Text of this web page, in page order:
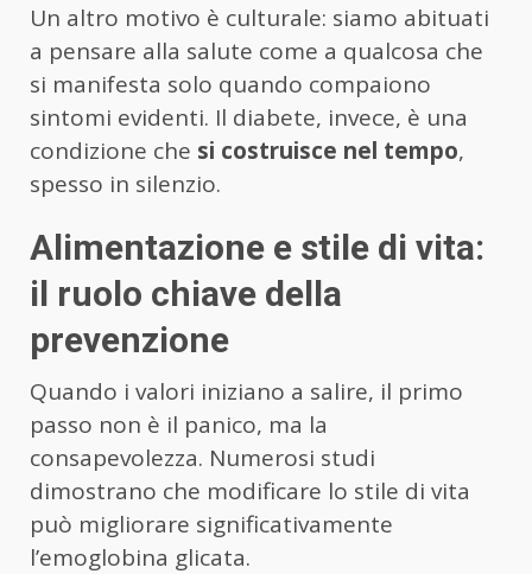
Un altro motivo è culturale: siamo abituati
a pensare alla salute come a qualcosa che
si manifesta solo quando compaiono
sintomi evidenti. Il diabete, invece, è una
condizione che si costruisce nel tempo,
spesso in silenzio.
Alimentazione e stile di vita:
il ruolo chiave della
prevenzione
Quando i valori iniziano a salire, il primo
passo non è il panico, ma la
consapevolezza. Numerosi studi
dimostrano che modificare lo stile di vita
può migliorare significativamente
l’emoglobina glicata.